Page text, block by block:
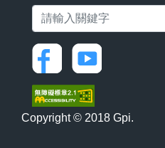
Copyright © 2018 Gpi.